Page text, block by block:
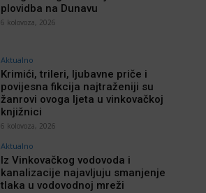
plovidba na Dunavu
6 kolovoza, 2026
Aktualno
Krimići, trileri, ljubavne priče i
povijesna fikcija najtraženiji su
žanrovi ovoga ljeta u vinkovačkoj
knjižnici
6 kolovoza, 2026
Aktualno
Iz Vinkovačkog vodovoda i
kanalizacije najavljuju smanjenje
tlaka u vodovodnoj mreži